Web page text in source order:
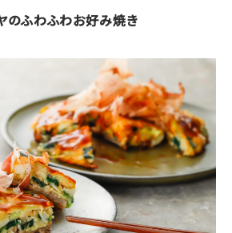
ふわふわお好み焼き